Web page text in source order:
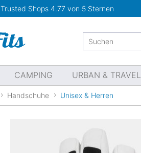
Trusted Shops 4.77 von 5 Sternen
CAMPING URBAN & TRAVEL
Handschuhe Unisex & Herren